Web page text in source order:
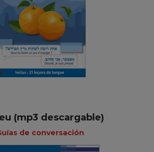
(mp3 descargable)
de conversación